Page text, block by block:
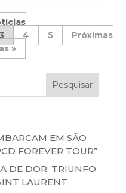
4
5
»
EM SÃO
FOREVER TOUR”
DE DOR, TRIUNFO
LAURENT